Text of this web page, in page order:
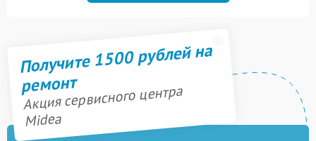
Получите 1500 рублей на
ремонт
Акция сервисного центра
Midea